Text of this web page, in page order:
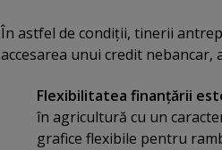
În astfel de condiţii, tinerii
accesarea unui credit nebancar,
Flexibilitatea finanţării
în agricultură cu un
grafice flexibile pentru